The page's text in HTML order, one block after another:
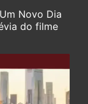
Novo Dia
do filme